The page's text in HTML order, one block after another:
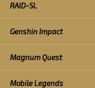
RAID-SL
Genshin Impact
Magnum Quest
Mobile Legends